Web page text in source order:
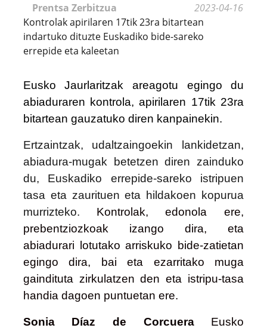
Prentsa Zerbitzua
2023-04-16
Kontrolak apirilaren 17tik 23ra bitartean
indartuko dituzte Euskadiko bide-sareko
errepide eta kaleetan
Eusko Jaurlaritzak areagotu egingo du
abiaduraren kontrola, apirilaren 17tik 23ra
bitartean gauzatuko diren kanpainekin.
Ertzaintzak, udaltzaingoekin lankidetzan,
abiadura-mugak betetzen diren zainduko
du, Euskadiko errepide-sareko istripuen
tasa eta zaurituen eta hildakoen kopurua
murrizteko.
Kontrolak, edonola ere,
prebentziozkoak izango dira, eta
abiadurari lotutako arriskuko bide-zatietan
egingo dira, bai eta ezarritako muga
gaindituta zirkulatzen den eta istripu-tasa
handia dagoen puntuetan ere.
Sonia Díaz de CorcueraEusko